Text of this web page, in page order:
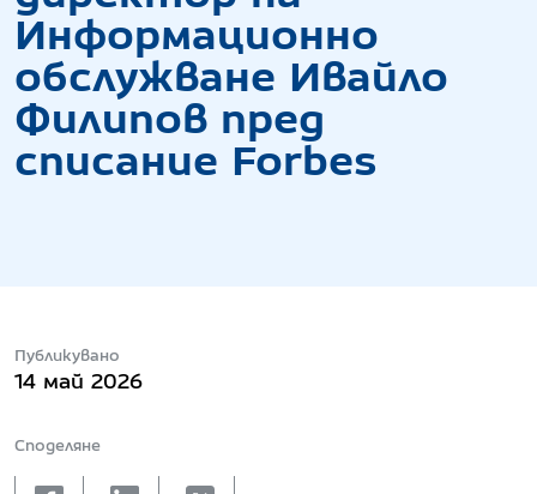
Информационно
обслужване Ивайло
Филипов пред
списание Forbes
Публикувано
14 май 2026
Споделяне